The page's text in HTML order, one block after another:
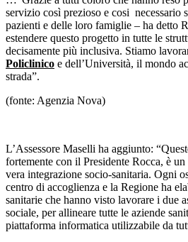
servizio così prezioso e cosi necessario
pazienti e delle loro famiglie – ha detto
estendere questo progetto in tutte le
decisamente più inclusiva. Stiamo
Policlinico e dell’Università, il mondo
strada”.
(fonte: Agenzia Nova)
L’Assessore Maselli ha aggiunto:
fortemente con il Presidente Rocca, è
vera integrazione socio-sanitaria. Ogni
centro di accoglienza e la Regione ha
sanitarie che hanno visto lavorare i due
sociale, per allineare tutte le aziende
piattaforma informatica utilizzabile da